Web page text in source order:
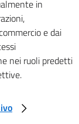
in
e dai
nei ruoli predetti